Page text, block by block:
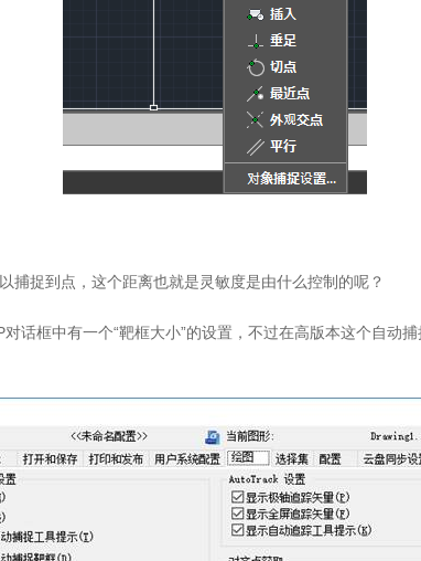
捕捉到点，这个距离也就是灵敏度是由什么控制的呢？
话框中有一个“靶框大小”的设置，不过在高版本这个自动